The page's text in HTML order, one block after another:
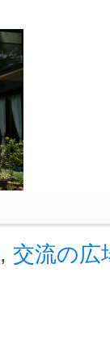
, 交流の広